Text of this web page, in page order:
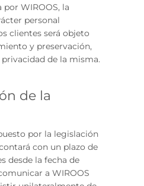
WIROOS, la
personal
clientes será objeto
y preservación,
de la misma.
de la
por la legislación
con un plazo de
desde la fecha de
a WIROOS